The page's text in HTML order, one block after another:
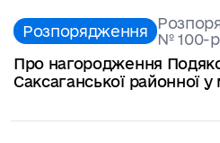
Розпорядження № 100-р
Про нагородження
Саксаганської районної у